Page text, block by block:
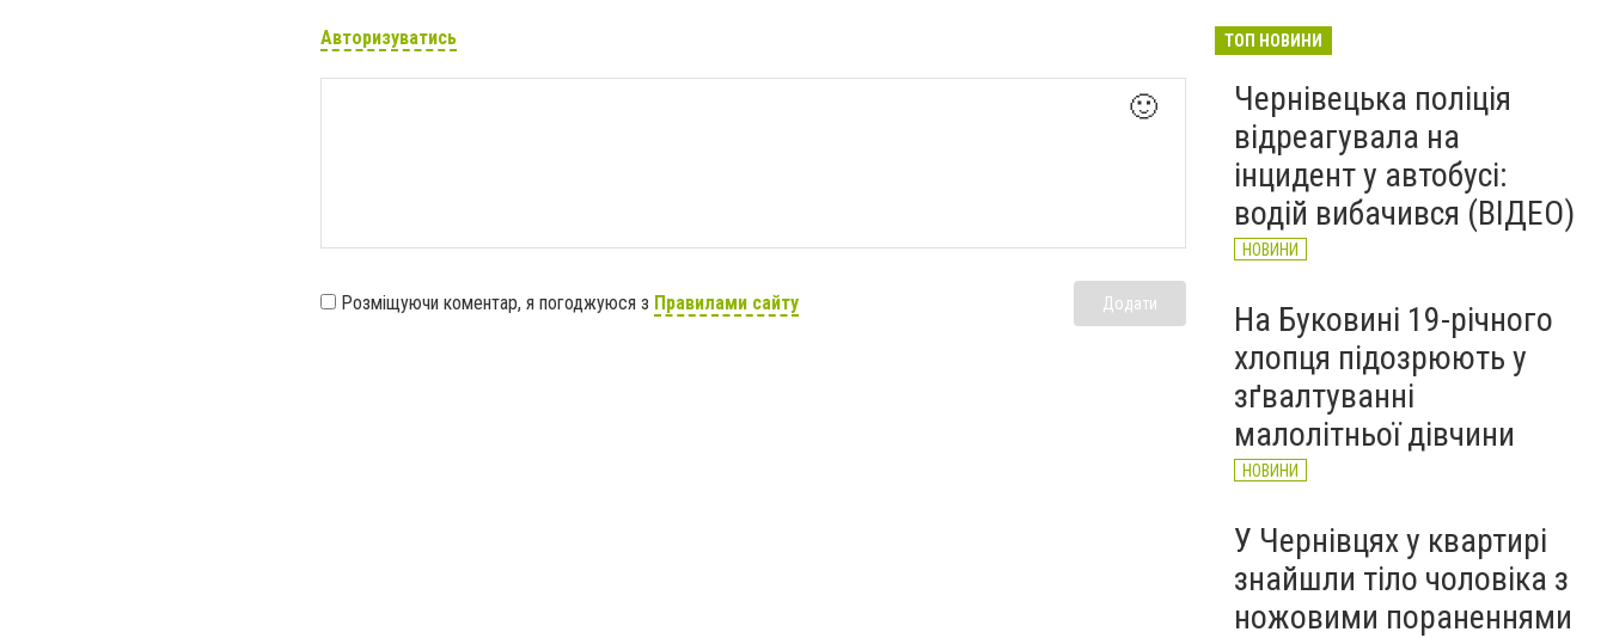
Авторизуватись
🙂
Розміщуючи коментар, я погоджуюся з Правилами сайту Додати
зафіксували новий
історичний температурний
максимум
НОВИНИ
Вчора
ТОП НОВИНИ
Чернівецька поліція
відреагувала на
інцидент у автобусі:
водій вибачився (ВІДЕО)
НОВИНИ
На Буковині 19-річного
хлопця підозрюють у
зґвалтуванні
малолітньої дівчини
НОВИНИ
У Чернівцях у квартирі
знайшли тіло чоловіка з
ножовими пораненнями